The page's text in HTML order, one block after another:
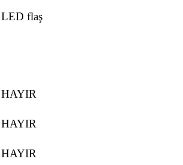
LED flaş
HAYIR
HAYIR
HAYIR